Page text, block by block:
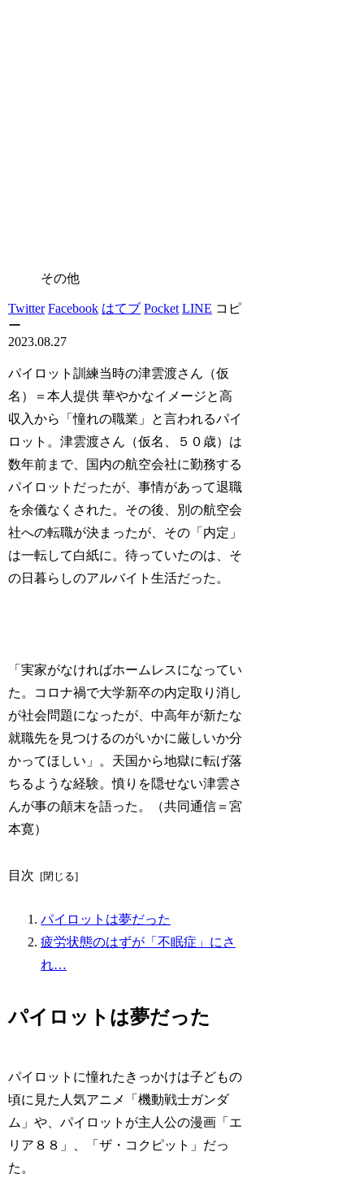
その他
Twitter Facebook はてブ Pocket LINE コピ
ー
2023.08.27
パイロット訓練当時の津雲渡さん（仮
名）＝本人提供 華やかなイメージと高
収入から「憧れの職業」と言われるパイ
ロット。津雲渡さん（仮名、５０歳）は
数年前まで、国内の航空会社に勤務する
パイロットだったが、事情があって退職
を余儀なくされた。その後、別の航空会
社への転職が決まったが、その「内定」
は一転して白紙に。待っていたのは、そ
の日暮らしのアルバイト生活だった。
「実家がなければホームレスになってい
た。コロナ禍で大学新卒の内定取り消し
が社会問題になったが、中高年が新たな
就職先を見つけるのがいかに厳しいか分
かってほしい」。天国から地獄に転げ落
ちるような経験。憤りを隠せない津雲さ
んが事の顛末を語った。（共同通信＝宮
本寛）
目次
パイロットは夢だった
疲労状態のはずが「不眠症」にさ
れ…
パイロットは夢だった
パイロットに憧れたきっかけは子どもの
頃に見た人気アニメ「機動戦士ガンダ
ム」や、パイロットが主人公の漫画「エ
リア８８」、「ザ・コクピット」だっ
た。